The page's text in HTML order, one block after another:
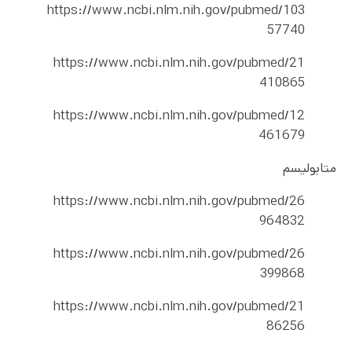
https://www.ncbi.nlm.nih.gov/pubmed/103
57740
https://www.ncbi.nlm.nih.gov/pubmed/21
410865
https://www.ncbi.nlm.nih.gov/pubmed/12
461679
متابولیسم
https://www.ncbi.nlm.nih.gov/pubmed/26
964832
https://www.ncbi.nlm.nih.gov/pubmed/26
399868
https://www.ncbi.nlm.nih.gov/pubmed/21
86256